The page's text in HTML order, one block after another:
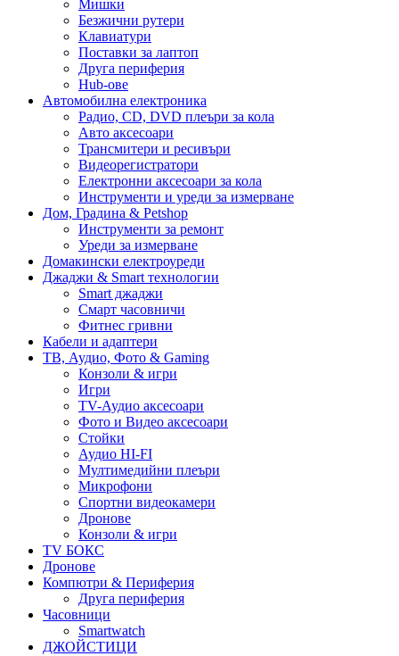
Мишки
Безжични рутери
Клавиатури
Поставки за лаптоп
Друга периферия
Hub-ове
Автомобилна електроника
Радио, CD, DVD плеъри за кола
Авто аксесоари
Трансмитери и ресивъри
Видеорегистратори
Електронни аксесоари за кола
Инструменти и уреди за измерване
Дом, Градина & Petshop
Инструменти за ремонт
Уреди за измерване
Домакински електроуреди
Джаджи & Smart технологии
Smart джаджи
Смарт часовничи
Фитнес гривни
Кабели и адаптери
ТВ, Аудио, Фото & Gaming
Конзоли & игри
Игри
TV-Аудио аксесоари
Фото и Видео аксесоари
Стойки
Аудио HI-FI
Мултимедийни плеъри
Микрофони
Спортни видеокамери
Дронове
Конзоли & игри
TV БОКС
Дронове
Компютри & Периферия
Друга периферия
Часовници
Smartwatch
ДЖОЙСТИЦИ